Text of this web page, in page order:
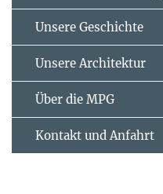
Unsere Geschichte
Unsere Architektur
Über die MPG
Kontakt und Anfahrt